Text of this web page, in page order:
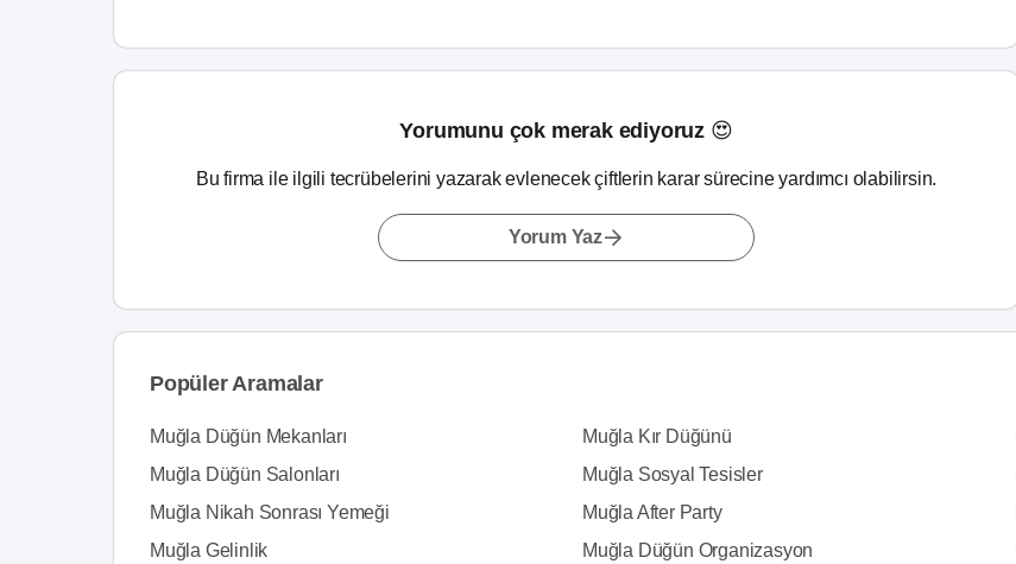
Yorumunu çok merak ediyoruz 😍
Bu firma ile ilgili tecrübelerini yazarak evlenecek çiftlerin karar sürecine yardımcı olabilirsin.
Yorum Yaz
Popüler Aramalar
Muğla Düğün Mekanları Muğla Kır Düğünü
Muğla Düğün Salonları
Muğla Sosyal Tesisler
Muğla Nikah Sonrası Yemeği
Muğla After Party
Muğla Gelinlik
Muğla Düğün Organizasyon